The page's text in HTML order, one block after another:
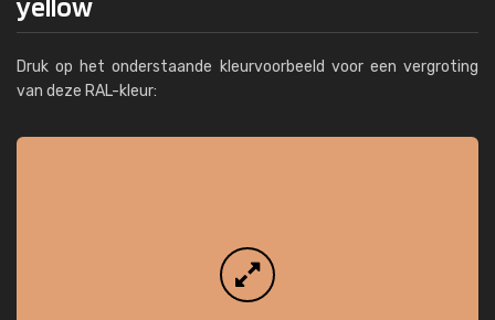
Druk op het onderstaande kleurvoorbeeld voor een vergroting
van deze RAL-kleur: